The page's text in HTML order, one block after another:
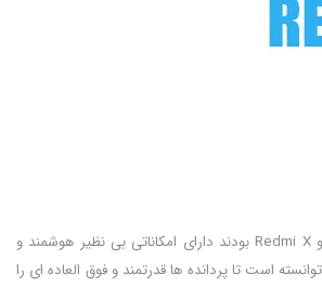
بالاخره دو تا از تلویزیون های مهم و خوب برند شیائومی در تابستان 1400 معرفی شدند. این دو تلویزیون که تلویزیون های P1 و Redmi X بودند دارای امکاناتی بی نظیر هوشمند و
است تا پردانده ها قدرتمند و فوق العاده ای را